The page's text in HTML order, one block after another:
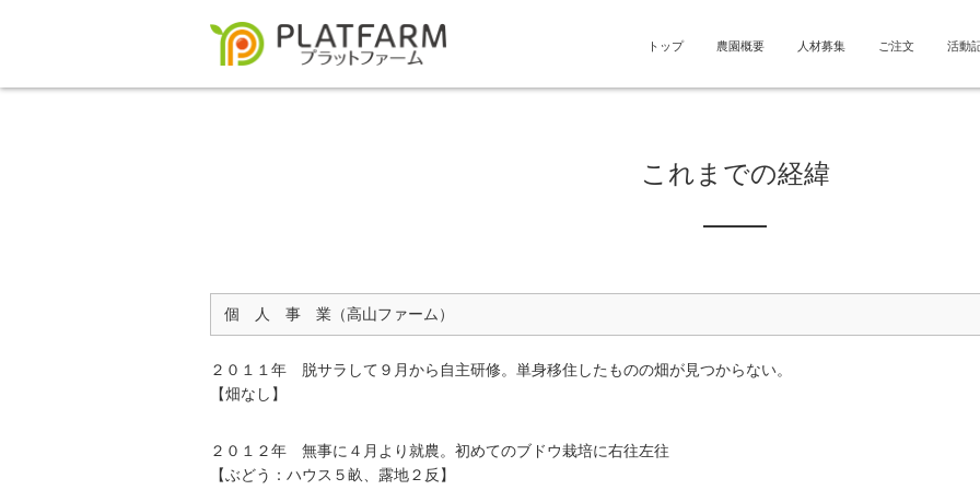
トップ 農園概要 人材募集 ご注文 活動
これまでの経緯
個 人 事 業（高山ファーム）
２０１１年 脱サラして９月から自主研修。単身移住したものの畑が見つからない。
【畑なし】
２０１２年 無事に４月より就農。初めてのブドウ栽培に右往左往
【ぶどう：ハウス５畝、露地２反】